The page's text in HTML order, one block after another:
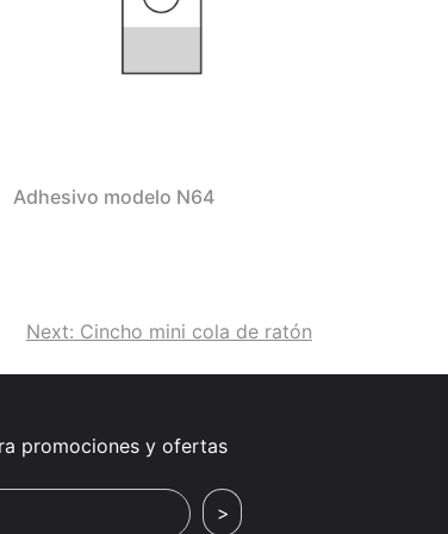
Adhesivo modelo N64
Next: Cincho mini cola de ratón
promociones y ofertas